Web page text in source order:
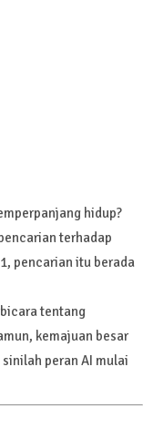
hidup?
terhadap
pencarian itu berada
tentang
kemajuan besar
sinilah peran AI mulai